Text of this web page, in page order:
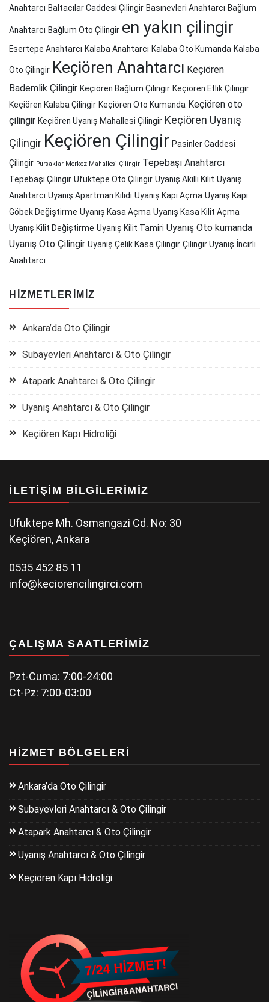
Anahtarcı Baltacılar Caddesi Çilingir Basınevleri Anahtarcı Bağlum
Anahtarcı Bağlum Oto Çilingir en yakın çilingir
Esertepe Anahtarcı Kalaba Anahtarcı Kalaba Oto Kumanda Kalaba
Oto Çilingir Keçiören Anahtarcı Keçiören
Bademlik Çilingir Keçiören Bağlum Çilingir Keçiören Etlik Çilingir
Keçiören Kalaba Çilingir Keçiören Oto Kumanda Keçiören oto
çilingir Keçiören Uyanış Mahallesi Çilingir Keçiören Uyanış
Çilingir Keçiören Çilingir Pasinler Caddesi
Çilingir Pursaklar Merkez Mahallesi Çilingir Tepebaşı Anahtarcı
Tepebaşı Çilingir Ufuktepe Oto Çilingir Uyanış Akıllı Kilit Uyanış
Anahtarcı Uyanış Apartman Kilidi Uyanış Kapı Açma Uyanış Kapı
Göbek Değiştirme Uyanış Kasa Açma Uyanış Kasa Kilit Açma
Uyanış Kilit Değiştirme Uyanış Kilit Tamiri Uyanış Oto kumanda
Uyanış Oto Çilingir Uyanış Çelik Kasa Çilingir Çilingir Uyanış İncirli
Anahtarcı
HIZMETLERIMIZ
Ankara’da Oto Çilingir
Subayevleri Anahtarcı & Oto Çilingir
Atapark Anahtarcı & Oto Çilingir
Uyanış Anahtarcı & Oto Çilingir
Keçiören Kapı Hidroliği
İLETIŞIM BILGILERIMIZ
Ufuktepe Mh. Osmangazi Cd. No: 30
Keçiören, Ankara
0535 452 85 11
info@keciorencilingirci.com
ÇALIŞMA SAATLERIMIZ
Pzt-Cuma: 7:00-24:00
Ct-Pz: 7:00-03:00
HIZMET BÖLGELERI
Ankara’da Oto Çilingir
Subayevleri Anahtarcı & Oto Çilingir
Atapark Anahtarcı & Oto Çilingir
Uyanış Anahtarcı & Oto Çilingir
Keçiören Kapı Hidroliği